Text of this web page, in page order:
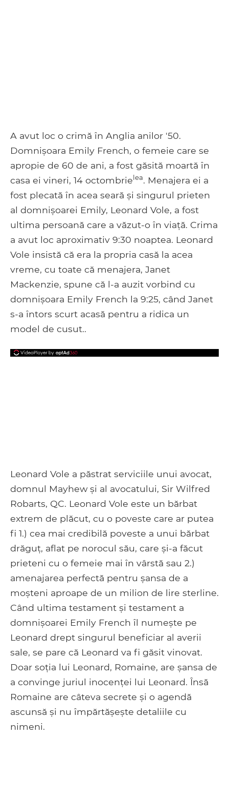
A avut loc o crimă în Anglia anilor '50.
Domnișoara Emily French, o femeie care se
apropie de 60 de ani, a fost găsită moartă în
casa ei vineri, 14 octombrielea. Menajera ei a
fost plecată în acea seară și singurul prieten
al domnișoarei Emily, Leonard Vole, a fost
ultima persoană care a văzut-o în viață. Crima
a avut loc aproximativ 9:30 noaptea. Leonard
Vole insistă că era la propria casă la acea
vreme, cu toate că menajera, Janet
Mackenzie, spune că l-a auzit vorbind cu
domnișoara Emily French la 9:25, când Janet
s-a întors scurt acasă pentru a ridica un
model de cusut..
Leonard Vole a păstrat serviciile unui avocat,
domnul Mayhew și al avocatului, Sir Wilfred
Robarts, QC. Leonard Vole este un bărbat
extrem de plăcut, cu o poveste care ar putea
fi 1.) cea mai credibilă poveste a unui bărbat
drăguț, aflat pe norocul său, care și-a făcut
prieteni cu o femeie mai în vârstă sau 2.)
amenajarea perfectă pentru șansa de a
moșteni aproape de un milion de lire sterline.
Când ultima testament și testament a
domnișoarei Emily French îl numește pe
Leonard drept singurul beneficiar al averii
sale, se pare că Leonard va fi găsit vinovat.
Doar soția lui Leonard, Romaine, are șansa de
a convinge juriul inocenței lui Leonard. Însă
Romaine are câteva secrete și o agendă
ascunsă și nu împărtășește detaliile cu
nimeni.